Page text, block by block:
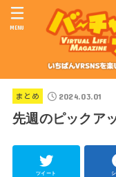
MENU
まとめ 2024.03.01
先週のピックア
ツイート